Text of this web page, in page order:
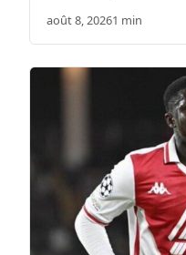
août 8, 20261 min